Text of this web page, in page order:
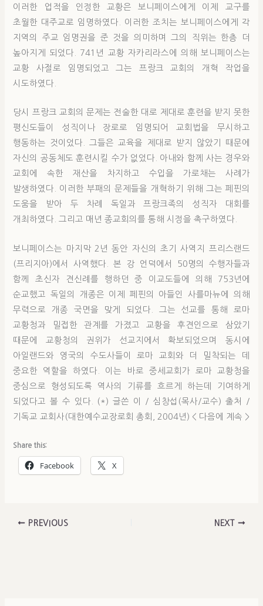
이러한 업적을 인정한 교황은 보니페이스에게 이제 교구를
초월한 대주교로 임명하였다. 이러한 조치는 보니페이스에게 각
지역의 주교 임명권을 준 것을 의미하며 그의 직위는 한층 더
높아지게 되었다. 741년 교황 자카리라스에 의해 보니페이스는
교황 사절로 임명되었고 그는 프랑크 교회의 개혁 작업을
시도하였다.
당시 프랑크 교회의 문제는 전술한 대로 제대로 훈련을 받지 못한
평신도들이 성직이나 장로로 임명되어 교회법을 무시하고
행동하는 것이었다. 그들은 교육을 제대로 받지 않았기 때문에
자신의 공동체도 훈련시킬 수가 없었다. 아내와 함께 사는 경우와
교회에 속한 재산을 차지하고 수입을 가로채는 사례가
발생하였다. 이러한 부패의 문제들을 개혁하기 위해 그는 페핀의
도움을 받아 두 차례 독일과 프랑크족의 성직자 대회를
개최하였다. 그리고 매년 종교회의를 통해 시정을 촉구하였다.
보니페이스는 마지막 2년 동안 자신의 초기 사역지 프리스랜드
(프리지아)에서 사역했다. 본 강 언덕에서 50명의 수행자들과
함께 초신자 견신례를 행하던 중 이교도들에 의해 753년에
순교했고 독일의 개종은 이제 페핀의 아들인 사를마뉴에 의해
무력으로 개종 국면을 맞게 되었다. 그는 선교를 통해 로마
교황청과 밀접한 관계를 가졌고 교황을 후견인으로 삼았기
때문에 교황청의 권위가 선교지에서 확보되었으며 동시에
아일랜드와 영국의 수도사들이 로마 교회와 더 밀착되는 데
중요한 역할을 하였다. 이는 바로 중세교회가 로마 교황청을
중심으로 형성되도록 역사의 기류를 흐르게 하는데 기여하게
되었다고 볼 수 있다. (*) 글쓴 이 / 심창섭(목사/교수) 출처 /
기독교 교회사(대한예수교장로회 총회, 2004년) < 다음에 계속 >
Share this:
Facebook X
PREVIOUS NEXT